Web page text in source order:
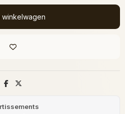
winkelwagen